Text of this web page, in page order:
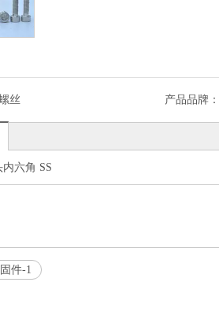
丝 产品品牌：
六角 SS
件-1